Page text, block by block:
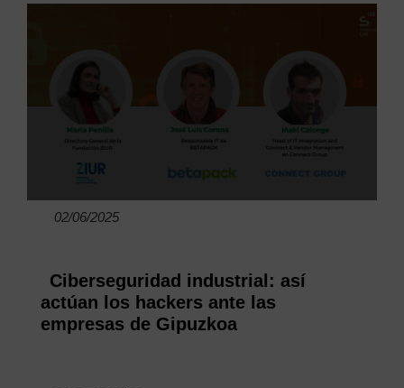
02/06/2025
Ciberseguridad industrial: así
actúan los hackers ante las
empresas de Gipuzkoa